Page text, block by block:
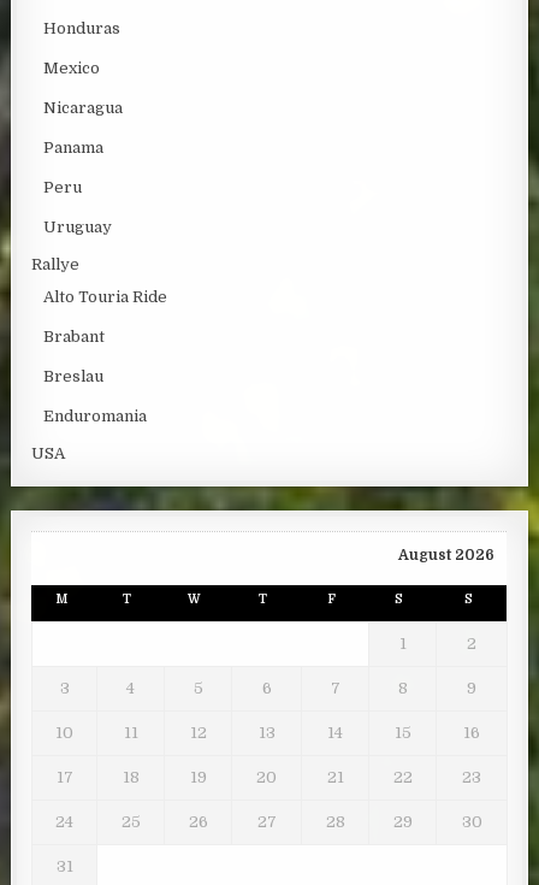
Honduras
Mexico
Nicaragua
Panama
Peru
Uruguay
Rallye
Alto Touria Ride
Brabant
Breslau
Enduromania
USA
August 2026
M T W T F S S
1 2
3 4 5 6 7 8 9
10 11 12 13 14 15 16
17 18 19 20 21 22 23
24 25 26 27 28 29 30
31